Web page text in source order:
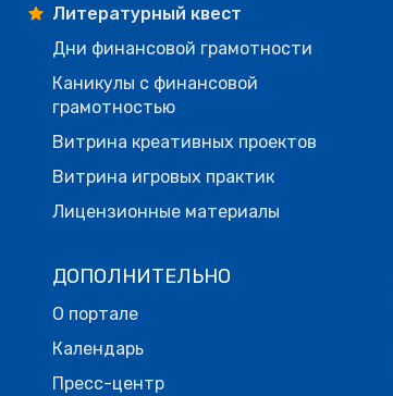
Литературный квест
Дни финансовой грамотности
Каникулы с финансовой
грамотностью
Витрина креативных проектов
Витрина игровых практик
Лицензионные материалы
ДОПОЛНИТЕЛЬНО
О портале
Календарь
Пресс-центр